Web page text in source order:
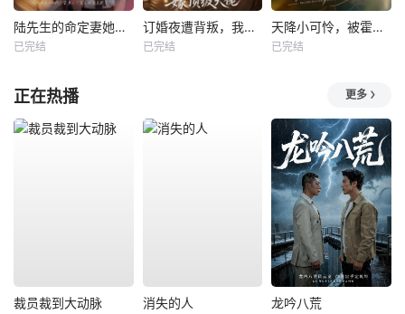
陆先生的命定妻她飒又野
已完结
订婚夜遭背叛，我转身嫁顶级大佬
已完结
天降小可怜，被霍爷宠上天
已完结
正在热播 更多
裁员裁到大动脉 消失的人 龙吟八荒